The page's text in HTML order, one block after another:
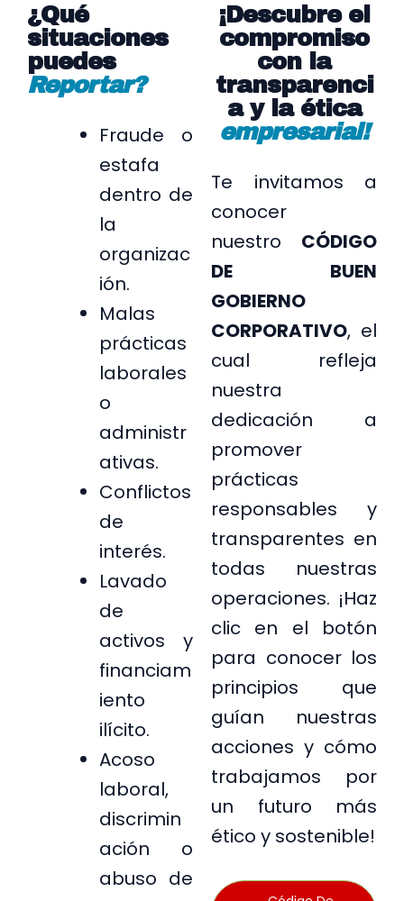
¿Qué
situaciones
puedes
Reportar?
Fraude o
estafa
dentro de
la
organizac
ión.
Malas
prácticas
laborales
o
administr
ativas.
Conflictos
de
interés.
Lavado
de
activos y
financiam
iento
ilícito.
Acoso
laboral,
discrimin
ación o
abuso de
¡Descubre el
compromiso
con la
transparenci
a y la ética
empresarial!
Te invitamos a
conocer
nuestro CÓDIGO
DE BUEN
GOBIERNO
CORPORATIVO, el
cual refleja
nuestra
dedicación a
promover
prácticas
responsables y
transparentes en
todas nuestras
operaciones. ¡Haz
clic en el botón
para conocer los
principios que
guían nuestras
acciones y cómo
trabajamos por
un futuro más
ético y sostenible!